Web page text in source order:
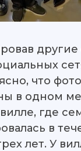
что
в одном
где
в
лет. У